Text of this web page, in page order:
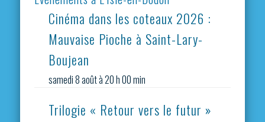
Cinéma dans les coteaux 2026 :
Mauvaise Pioche à Saint-Lary-
Boujean
samedi 8 août à 20 h 00 min
Trilogie « Retour vers le futur »